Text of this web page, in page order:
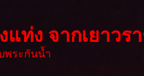
ท่ง จากเยาวร
พระกันน้ำ